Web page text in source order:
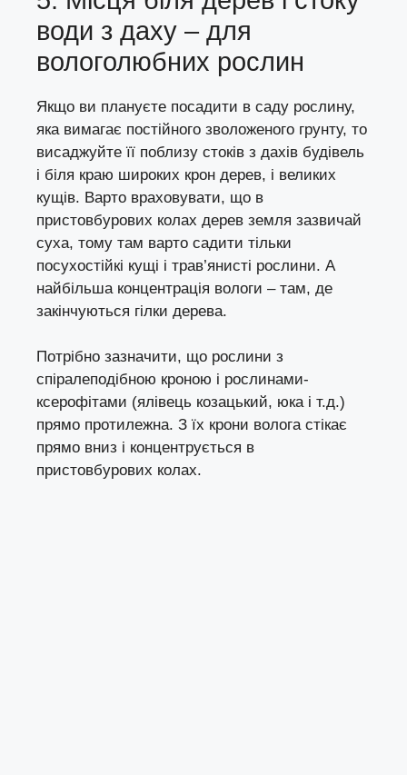
води з даху – для
вологолюбних рослин
Якщо ви плануєте посадити в саду рослину,
яка вимагає постійного зволоженого грунту, то
висаджуйте її поблизу стоків з дахів будівель
і біля краю широких крон дерев, і великих
кущів. Варто враховувати, що в
пристовбурових колах дерев земля зазвичай
суха, тому там варто садити тільки
посухостійкі кущі і трав’янисті рослини. А
найбільша концентрація вологи – там, де
закінчуються гілки дерева.
Потрібно зазначити, що рослини з
спіралеподібною кроною і рослинами-
ксерофітами (ялівець козацький, юка і т.д.)
прямо протилежна. З їх крони волога стікає
прямо вниз і концентрується в
пристовбурових колах.